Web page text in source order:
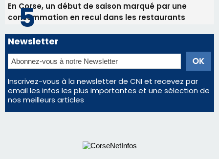
En Corse, un début de saison marqué par une
consommation en recul dans les restaurants
Newsletter
Inscrivez-vous à la newsletter de CNI et recevez par
email les infos les plus importantes et une sélection de
nos meilleurs articles